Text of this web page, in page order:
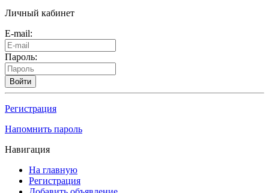
Личный кабинет
E-mail:
Пароль:
Войти
Регистрация
Напомнить пароль
Навигация
На главную
Регистрация